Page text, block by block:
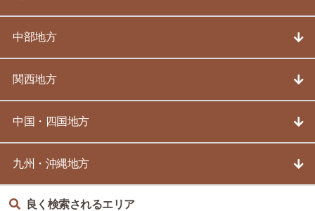
中部地方
関西地方
中国・四国地方
九州・沖縄地方
良く検索されるエリア